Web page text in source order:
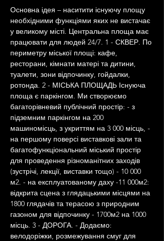
Основна ідея – наситити існуючу площу
необхідними функціями яких не вистачає
у великому місті. Центральна площа має
працювати для людей 24/7. 1 - СКВЕР. По
периметру міської площі: кафе,
ресторани, кімнати матері та дитини,
туалети, зони відпочинку, гойдалки,
ротонда. 2 - МІСЬКА ПЛОЩАДЬ Існуюча
площа є паркінгом. Ми створюємо
багаторівневий публічний простір: - з
підземним паркінгом на 200
машиномісць, з укриттям на 3 000 місць, -
на першому поверсі виставкові зали та
багатофункціональний міський простір
для проведення різноманітних заходів
(зустрічі, лекції, виставки тощо) - 10 000
м2. - на експлуатованому даху -11 000м2:
відкрита сцена з глядацькими місцями на
1800 глядачів та терасою з природним
газоном для відпочинку - 1700м2 на 1000
місць. 3 - ДОРОГА. - Додаємо:
велодоріжки, розмежування смуг для